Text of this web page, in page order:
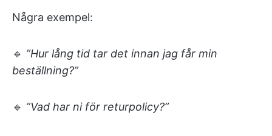
Några exempel:
🔹 ”Hur lång tid tar det innan jag får min
beställning?”
🔹 ”Vad har ni för returpolicy?”